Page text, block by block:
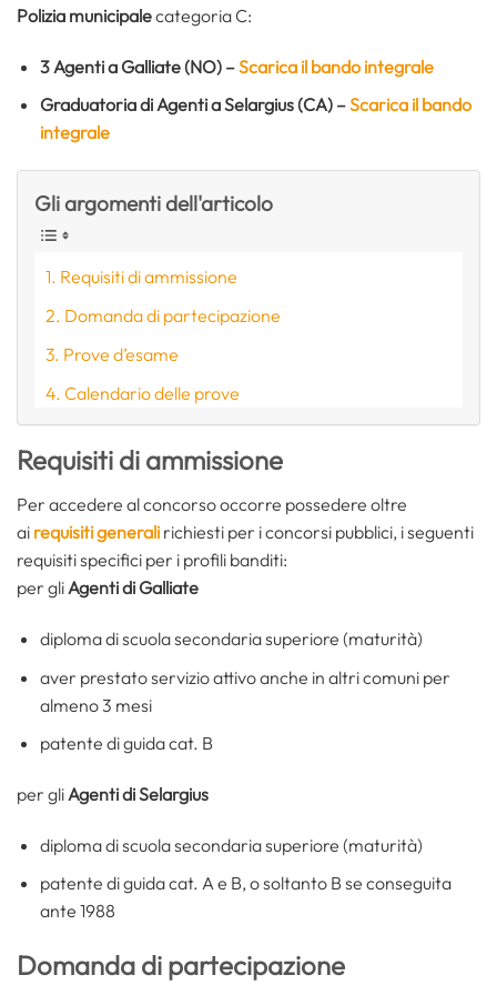
Polizia municipalecategoria C:
3 Agenti a Galliate (NO) –Scarica il bando integrale
Graduatoria di Agenti a Selargius (CA) –Scarica il bando
integrale
Gli argomenti dell'articolo
Requisiti di ammissione
Domanda di partecipazione
Prove d’esame
Calendario delle prove
Requisiti di ammissione
Per accedere al concorso occorre possedere oltre
ai requisiti generali richiesti per i concorsi pubblici, i seguenti
requisiti specifici per i profili banditi:
per gliAgenti di Galliate
diploma di scuola secondaria superiore (maturità)
aver prestato servizio attivo anche in altri comuni per
almeno 3 mesi
patente di guida cat. B
per gli Agenti di Selargius
diploma di scuola secondaria superiore (maturità)
patente di guida cat. A e B, o soltanto B se conseguita
ante 1988
Domanda di partecipazione